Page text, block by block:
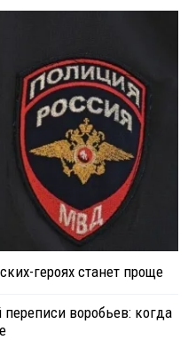
героях станет проще
воробьев: когда